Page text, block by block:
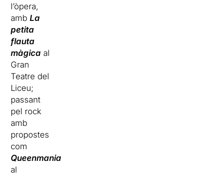
l’òpera,
ambLa
petita
flauta
màgica al
Gran
Teatre del
Liceu;
passant
pel rock
amb
propostes
com
Queenmania
al